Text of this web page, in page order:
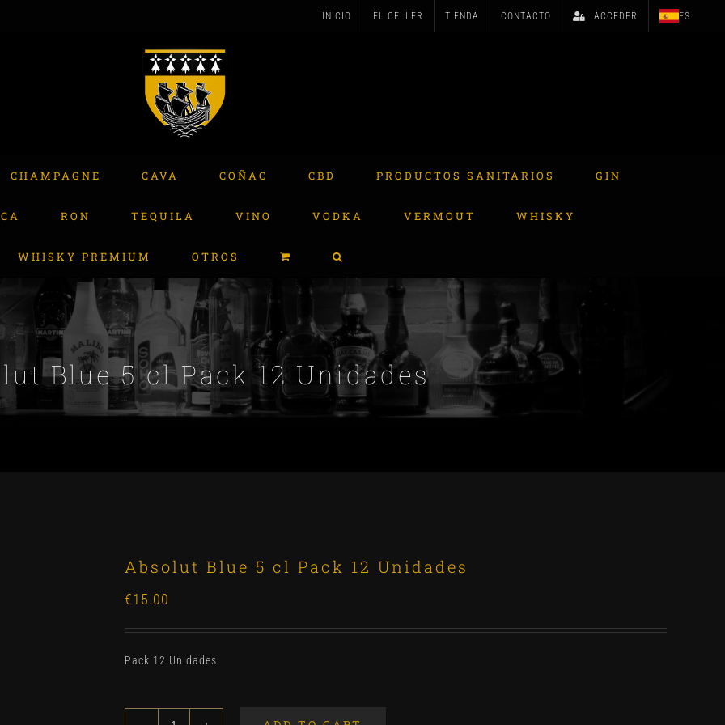
INICIO EL CELLER TIENDA CONTACTO ACCEDER ES
CHAMPAGNE CAVA COÑAC CBD PRODUCTOS SANITARIOS GIN
RON TEQUILA VINO VODKA VERMOUT WHISKY
WHISKY PREMIUM OTROS
Blue 5 cl Pack 12 Unidades
Absolut Blue 5 cl Pack 12 Unidades
€15.00
Pack 12 Unidades